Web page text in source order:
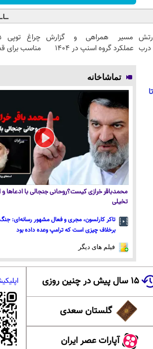
درب
مسیر همراهی و گزارش
عملکرد گروه اسنپ در ۱۴۰۴
مناسب برای
تماشاخانه
محمدباقر خرازی کیست؟روحانی جنجالی با ادعاها
تخیلی
تاکر کارلسون، مجری و فعال مشهور رسانه‌ای:
برخلاف چیزی است که ترامپ وعده داده بود
فیلم های دیگر
۱۵ سال پیش در چنین روزی
گلستان سعدی
آپارات عصر ایران